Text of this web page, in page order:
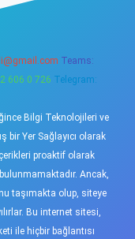
Teams:
606 0 726 Telegram:
Bilgi Teknolojileri ve
bir Yer Sağlayıcı olarak
proaktif olarak
Ancak,
taşımakta olup, siteye
Bu internet sitesi,
ile hiçbir bağlantısı